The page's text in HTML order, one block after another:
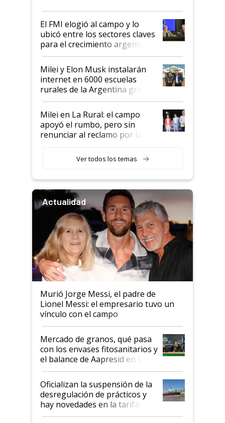
de Milei
El FMI elogió al campo y lo
ubicó entre los sectores claves
para el crecimiento argentino
Milei y Elon Musk instalarán
internet en 6000 escuelas
rurales de la Argentina gracias
a un acuerdo con Starlink
Milei en La Rural: el campo
apoyó el rumbo, pero sin
renunciar al reclamo por las
Ver todos los temas
Actualidad
Murió Jorge Messi, el padre de
Lionel Messi: el empresario tuvo un
vínculo con el campo
Mercado de granos, qué pasa
con los envases fitosanitarios y
el balance de Aapresid en La
Posta
Oficializan la suspensión de la
desregulación de prácticos y
hay novedades en la tarifa de
la hidrovía